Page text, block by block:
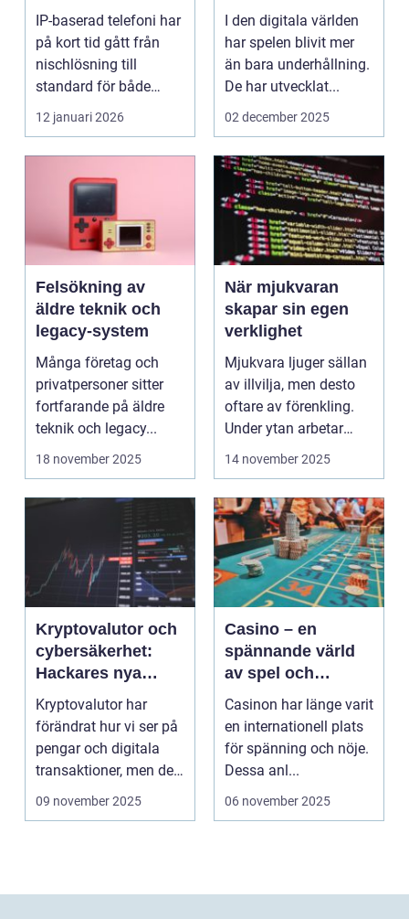
IP-baserad telefoni har
på kort tid gått från
nischlösning till
standard för både
företag och privat...
12 januari 2026
I den digitala världen
har spelen blivit mer
än bara underhållning.
De har utvecklat...
02 december 2025
Felsökning av
äldre teknik och
legacy-system
Många företag och
privatpersoner sitter
fortfarande på äldre
teknik och legacy...
18 november 2025
När mjukvaran
skapar sin egen
verklighet
Mjukvara ljuger sällan
av illvilja, men desto
oftare av förenkling.
Under ytan arbetar
pro...
14 november 2025
Kryptovalutor och
cybersäkerhet:
Hackares nya
lekplats
Kryptovalutor har
förändrat hur vi ser på
pengar och digitala
transaktioner, men de
...
09 november 2025
Casino – en
spännande värld
av spel och
underhållning
Casinon har länge varit
en internationell plats
för spänning och nöje.
Dessa anl...
06 november 2025